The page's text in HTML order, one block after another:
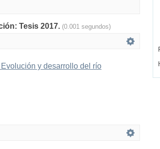
Tesis 2017. (0.001 segundos)
y desarrollo del río